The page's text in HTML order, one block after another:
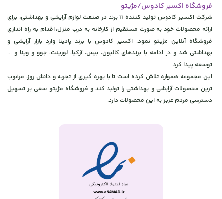
فروشگاه اکسیر کادوس/مژیتو
شرکت اکسیر کادوس تولید کننده 11 برند در صنعت لوازم آرایشی و بهداشتی، برای
ارائه محصولات خود به صورت مستقیم از کارخانه به درب منزل، اقدام به راه اندازی
فروشگاه آنلاین مژیتو نمود. اکسیر کادوس با برند پادینا وارد بازار آرایشی و
بهداشتی شد و در ادامه با برندهای کالیون، بیس، آرکیا، لورینت، جوو و وینا و ...
توسعه پیدا کرد.
این مجموعه همواره تلاش کرده است تا با بهره گیری از تجربه و دانش روز، مرغوب
ترین محصولات آرایشی و بهداشتی را تولید کند و فروشگاه مژیتو سعی بر تسهیل
دسترسی مردم عزیز به این محصولات دارد.